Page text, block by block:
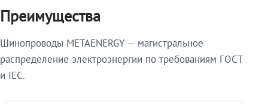
Преимущества
Шинопроводы METAENERGY — магистральное
распределение электроэнергии по требованиям ГОСТ
и IEC.